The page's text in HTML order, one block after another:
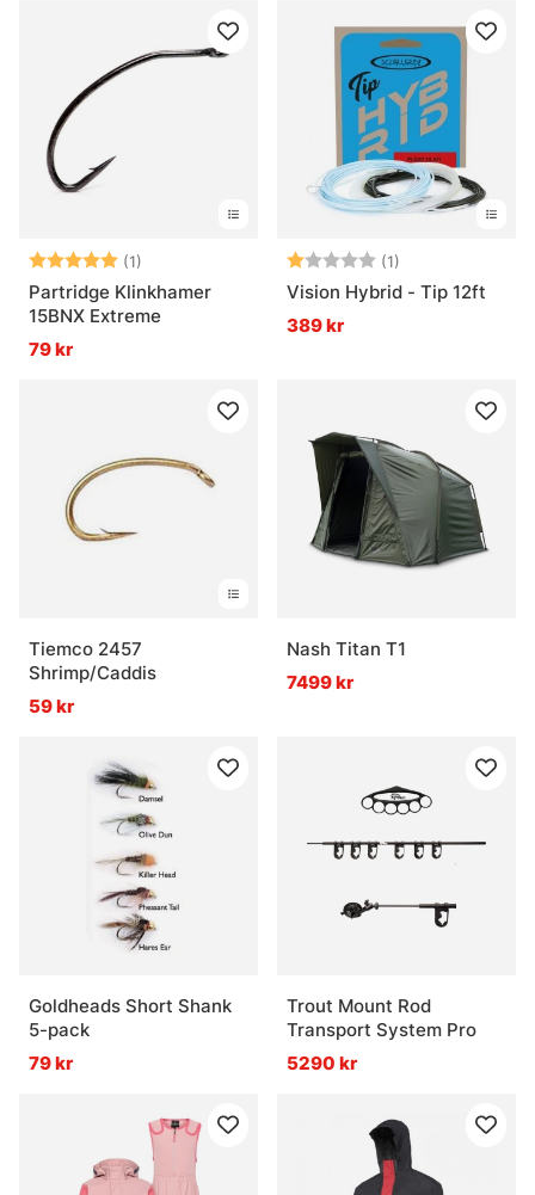
Betyg: (1)
5.0 utav 5 stjärnor
Partridge Klinkhamer
15BNX Extreme
79 kr
Betyg: (1)
Vision Hybrid - Tip 12ft
389 kr
Tiemco 2457
Shrimp/Caddis
59 kr
Nash Titan T1
7499 kr
Goldheads Short Shank
5-pack
79 kr
Trout Mount Rod
Transport System Pro
5290 kr